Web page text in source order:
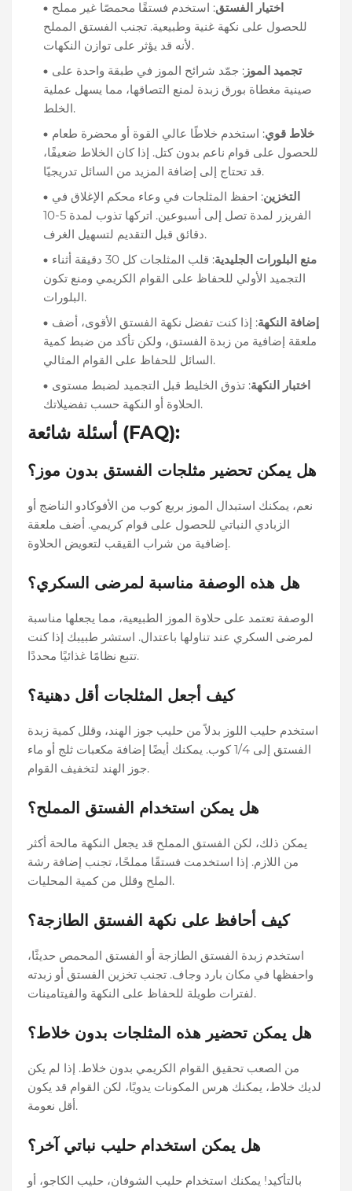
اختيار الفستق: استخدم فستقًا محمصًا غير مملح
للحصول على نكهة غنية وطبيعية. تجنب الفستق المملح
لأنه قد يؤثر على توازن النكهات.
تجميد الموز : جمّد شرائح الموز في طبقة واحدة على
صينية مغطاة بورق زبدة لمنع التصاقها، مما يسهل عملية
الخلط.
خلاط قوي: استخدم خلاطًا عالي القوة أو محضرة طعام
للحصول على قوام ناعم بدون كتل. إذا كان الخلاط ضعيفًا،
قد تحتاج إلى إضافة المزيد من السائل تدريجيًا.
التخزين: احفظ المثلجات في وعاء محكم الإغلاق في
الفريزر لمدة تصل إلى أسبوعين. اتركها تذوب لمدة 5-10
دقائق قبل التقديم لتسهيل الغرف.
منع البلورات الجليدية
: قلب المثلجات كل 30 دقيقة أثناء
التجميد الأولي للحفاظ على القوام الكريمي ومنع تكون
البلورات.
إضافة النكهة: إذا كنت تفضل نكهة الفستق الأقوى، أضف
ملعقة إضافية من زبدة الفستق، ولكن تأكد من ضبط كمية
السائل للحفاظ على القوام المثالي.
اختبار النكهة: تذوق الخليط قبل التجميد لضبط مستوى
الحلاوة أو النكهة حسب تفضيلاتك.
أسئلة شائعة (FAQ):
هل يمكن تحضير مثلجات الفستق بدون موز؟
نعم، يمكنك استبدال الموز بربع كوب من الأفوكادو الناضج أو
الزبادي النباتي للحصول على قوام كريمي. أضف ملعقة
إضافية من شراب القيقب لتعويض الحلاوة.
هل هذه الوصفة مناسبة لمرضى السكري؟
الوصفة تعتمد على حلاوة الموز الطبيعية، مما يجعلها مناسبة
لمرضى السكري عند تناولها باعتدال. استشر طبيبك إذا كنت
تتبع نظامًا غذائيًا محددًا.
كيف أجعل المثلجات أقل دهنية؟
استخدم حليب اللوز بدلاً من حليب جوز الهند، وقلل كمية زبدة
الفستق إلى 1/4 كوب. يمكنك أيضًا إضافة مكعبات ثلج أو ماء
جوز الهند لتخفيف القوام.
هل يمكن استخدام الفستق المملح؟
يمكن ذلك، لكن الفستق المملح قد يجعل النكهة مالحة أكثر
من اللازم. إذا استخدمت فستقًا مملحًا، تجنب إضافة رشة
الملح وقلل من كمية المحليات.
كيف أحافظ على نكهة الفستق الطازجة؟
استخدم زبدة الفستق الطازجة أو الفستق المحمص حديثًا،
واحفظها في مكان بارد وجاف. تجنب تخزين الفستق أو زبدته
لفترات طويلة للحفاظ على النكهة والفيتامينات.
هل يمكن تحضير هذه المثلجات بدون خلاط؟
من الصعب تحقيق القوام الكريمي بدون خلاط. إذا لم يكن
لديك خلاط، يمكنك هرس المكونات يدويًا، لكن القوام قد يكون
أقل نعومة.
هل يمكن استخدام حليب نباتي آخر؟
بالتأكيد! يمكنك استخدام حليب الشوفان، حليب الكاجو، أو